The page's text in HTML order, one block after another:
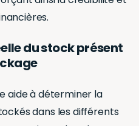
négligeable. La nature et
méritent une
au moins à la
et ce, pour les